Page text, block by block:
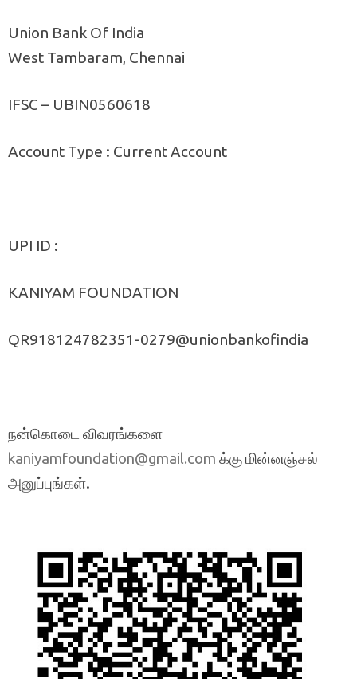
Union Bank Of India
West Tambaram, Chennai
IFSC – UBIN0560618
Account Type : Current Account
UPI ID :
KANIYAM FOUNDATION
QR918124782351-0279@unionbankofindia
நன்கொடை விவரங்களை
kaniyamfoundation@gmail.com க்கு மின்னஞ்சல்
அனுப்புங்கள்.